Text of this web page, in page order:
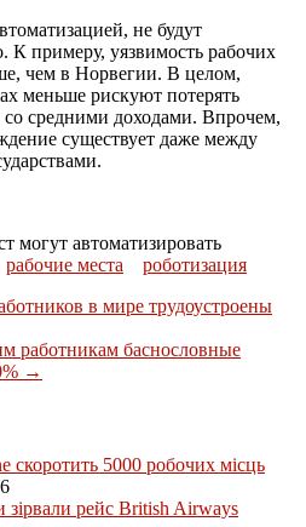
не будут
К примеру, уязвимость рабочих
чем в Норвегии. В целом,
меньше рискуют потерять
со средними доходами. Впрочем,
существует даже между
могут автоматизировать
рабочие места
роботизация
в мире трудоустроены
работникам баснословные
→
скоротить 5000 робочих місць
зірвали рейс British Airways